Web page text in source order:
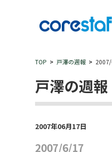
TOP 戸澤の週報
戸澤の週報
2007年06月17日
2007/6/17